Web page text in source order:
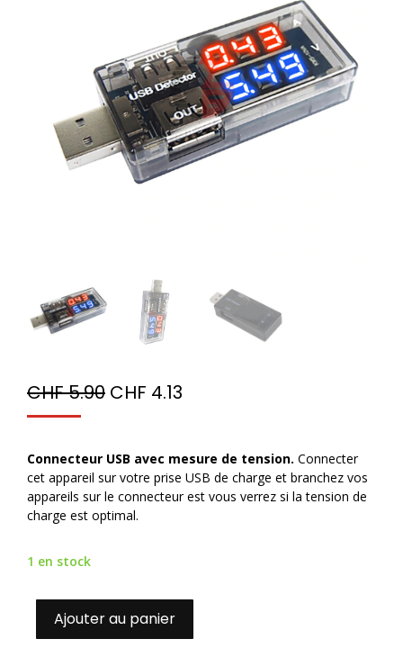
CHF5.90 CHF 4.13
Connecteur USB avec mesure de tension. Connecter
cet appareil sur votre prise USB de charge et branchez vos
appareils sur le connecteur est vous verrez si la tension de
charge est optimal.
1 en stock
Ajouter au panier